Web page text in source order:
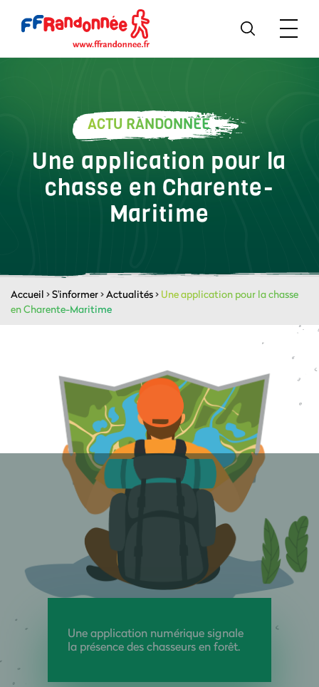
ACTU RANDONNÉE
Une application pour la
chasse en Charente-
Maritime
Accueil >S'informer>Actualités> Une application pour la chasse
en Charente-Maritime
Une application numérique signale
la présence des chasseurs en forêt.